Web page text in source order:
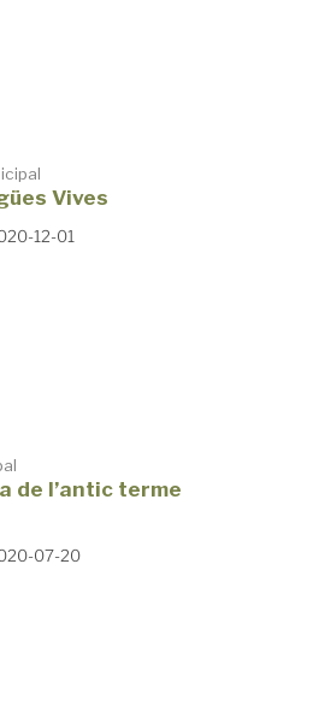
Vives
12-01
de l’antic terme
07-20